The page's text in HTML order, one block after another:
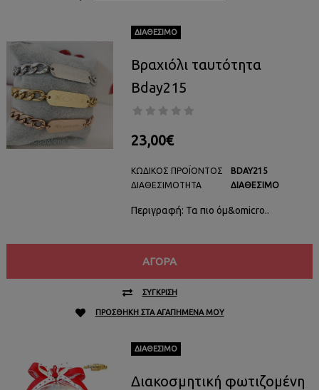
ΔΙΑΘΈΣΙΜΟ
Βραχιόλι ταυτότητα
Bday215
23,00€
ΚΩΔΙΚΌΣ ΠΡΟΪΌΝΤΟΣ
ΔΙΑΘΕΣΙΜΌΤΗΤΑ
BDAY215
ΔΙΑΘΈΣΙΜΟ
Περιγραφή: Τα πιο όμ&omicro..
ΑΓΟΡΆ
ΣΎΓΚΡΙΣΗ
ΠΡΟΣΘΉΚΗ ΣΤΑ ΑΓΑΠΗΜΈΝΑ ΜΟΥ
ΔΙΑΘΈΣΙΜΟ
Διακοσμητική φωτιζομένη